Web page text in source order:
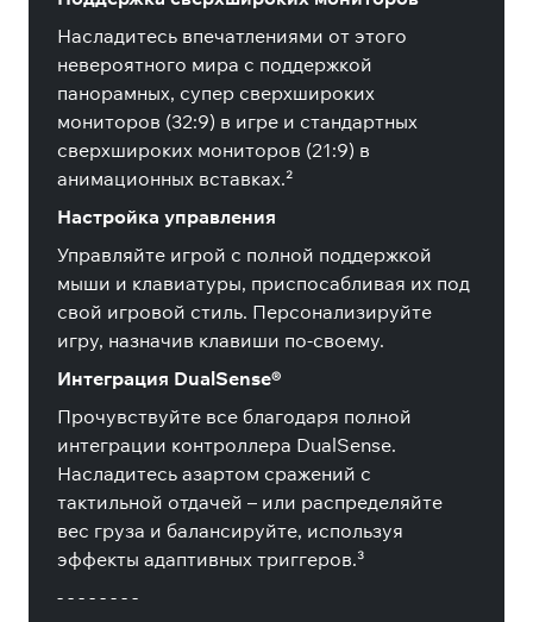
Насладитесь впечатлениями от этого
невероятного мира с поддержкой
панорамных, супер сверхшироких
мониторов (32:9) в игре и стандартных
сверхшироких мониторов (21:9) в
анимационных вставках.²
Настройка управления
Управляйте игрой с полной поддержкой
мыши и клавиатуры, приспосабливая их под
свой игровой стиль. Персонализируйте
игру, назначив клавиши по-своему.
Интеграция DualSense®
Прочувствуйте все благодаря полной
интеграции контроллера DualSense.
Насладитесь азартом сражений с
тактильной отдачей – или распределяйте
вес груза и балансируйте, используя
эффекты адаптивных триггеров.³
- - - - - - - -